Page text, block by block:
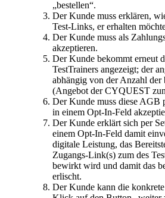
„bestellen“.
Der Kunde muss erklären,
Test-Links, er erhalten
Der Kunde muss als
akzeptieren.
Der Kunde bekommt erneut
TestTrainers angezeigt; der
abhängig von der Anzahl der
(Angebot der CYQUEST
Der Kunde muss diese AGB
in einem Opt-In-Feld
Der Kunde erklärt sich per
einem Opt-In-Feld damit
digitale Leistung, das
Zugangs-Link(s) zum des
bewirkt wird und damit das
erlischt.
Der Kunde kann die